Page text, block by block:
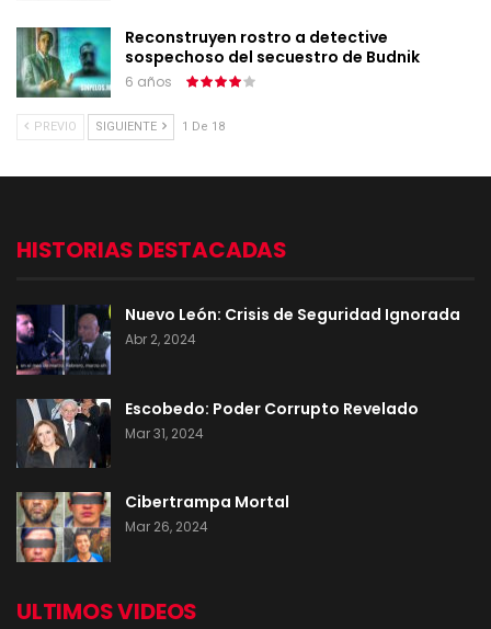
Reconstruyen rostro a detective
sospechoso del secuestro de Budnik
6 años
PREVIO SIGUIENTE 1 De 18
HISTORIAS DESTACADAS
Nuevo León: Crisis de Seguridad Ignorada
Abr 2, 2024
Escobedo: Poder Corrupto Revelado
Mar 31, 2024
Cibertrampa Mortal
Mar 26, 2024
ULTIMOS VIDEOS